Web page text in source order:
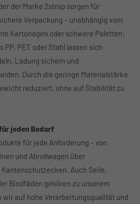
amet, consectetuer adipiscing
eget dolor. Aenean massa. Cum
et magnis dis parturient
mus. Donec quam felis,
der Marke 2strap sorgen für
Verpackung – unabhängig vom
Kartonagen oder schwere Paletten:
PP, PET oder Stahl lassen sich
Ladung sichern und
Durch die geringe Materialstärke
reduziert, ohne auf Stabilität zu
jeden Bedarf
für jede Anforderung – von
und Abrollwagen über
Auch Seile,
Bindfäden gehören zu unserem
wir auf hohe Verarbeitungsqualität und